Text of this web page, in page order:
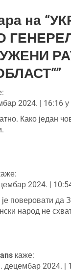
на “
”
2024. | 16:16 у
Како један
2024. |
поверовати да
народ не
каже:
децембар 2024. |